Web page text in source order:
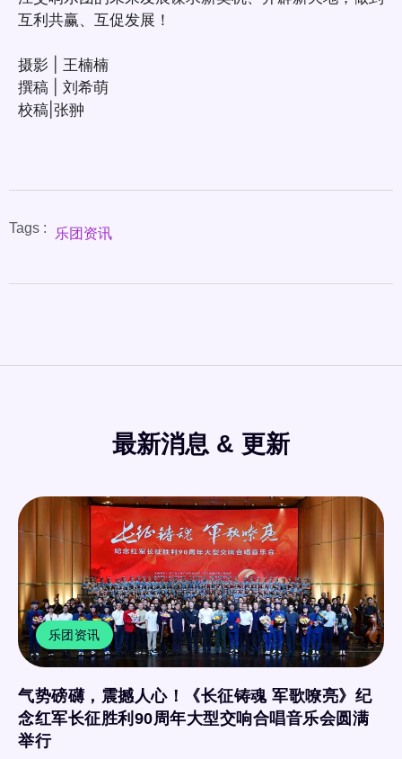
互利共赢、互促发展！
摄影 | 王楠楠
撰稿 | 刘希萌
校稿|张翀
Tags : 乐团资讯
最新消息 & 更新
乐团资讯
气势磅礴，震撼人心！《长征铸魂 军歌嘹亮》纪
念红军长征胜利90周年大型交响合唱音乐会圆满
举行